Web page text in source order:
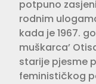
potpuno
rodnim
kada je 1967.
muškarca’
starije pjesme
feminističkog